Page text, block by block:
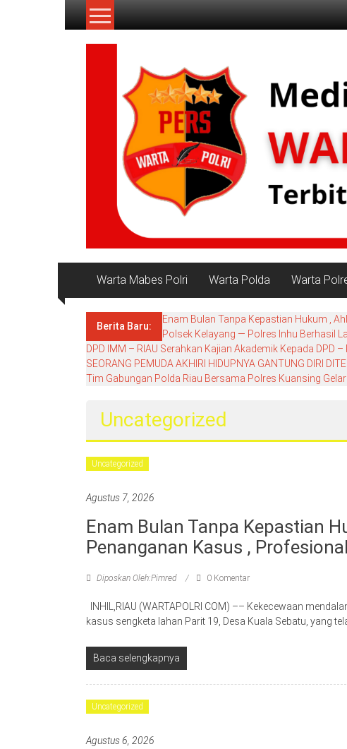
Lompat
WordPress
Warta Mabes Polri Warta Polda Warta
Berita Baru:
Enam Bulan Tanpa Kepastian Hukum ,
Polsek Kelayang — Polres Inhu Berhasil
DPD IMM – RIAU Serahkan Kajian Akademik Kepada DPD
SEORANG PEMUDA AKHIRI HIDUPNYA GANTUNG DIRI
Tim Gabungan Polda Riau Bersama Polres Kuansing
Uncategorized
Uncategorized
Agustus 7, 2026
Enam Bulan Tanpa Kepastian
Penanganan Kasus ,
Diposkan Oleh:Pimred 0 Komentar
INHIL,RIAU (WARTAPOLRI COM) –– Kekecewaan
kasus sengketa lahan Parit 19, Desa Kuala Sebatu, yang
Baca selengkapnya
Uncategorized
Agustus 6, 2026